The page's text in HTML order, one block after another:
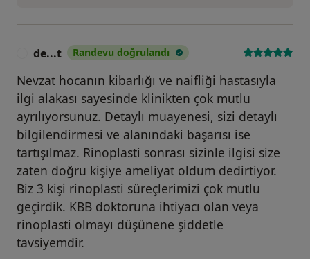
de...t Randevu doğrulandı
Nevzat hocanın kibarlığı ve naifliği hastasıyla
ilgi alakası sayesinde klinikten çok mutlu
ayrılıyorsunuz. Detaylı muayenesi, sizi detaylı
bilgilendirmesi ve alanındaki başarısı ise
tartışılmaz. Rinoplasti sonrası sizinle ilgisi size
zaten doğru kişiye ameliyat oldum dedirtiyor.
Biz 3 kişi rinoplasti süreçlerimizi çok mutlu
geçirdik. KBB doktoruna ihtiyacı olan veya
rinoplasti olmayı düşünene şiddetle
tavsiyemdir.